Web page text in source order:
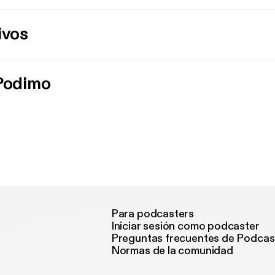
Para podcasters
Iniciar sesión como podcaster
Preguntas frecuentes de
Normas de la comunidad